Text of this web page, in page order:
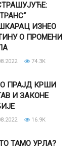
ИЗНЕО
О ПРОМЕНИ
74.3K
ПРАЈД КРШИ
И ЗАКОНЕ
16.9K
ТАМО УРЛА?